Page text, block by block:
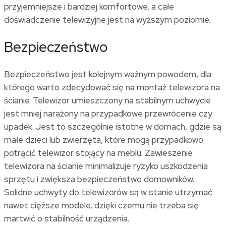
przyjemniejsze i bardziej komfortowe, a całe
doświadczenie telewizyjne jest na wyższym poziomie.
Bezpieczeństwo
Bezpieczeństwo jest kolejnym ważnym powodem, dla
którego warto zdecydować się na montaż telewizora na
ścianie. Telewizor umieszczony na stabilnym uchwycie
jest mniej narażony na przypadkowe przewrócenie czy
upadek. Jest to szczególnie istotne w domach, gdzie są
małe dzieci lub zwierzęta, które mogą przypadkowo
potrącić telewizor stojący na meblu. Zawieszenie
telewizora na ścianie minimalizuje ryzyko uszkodzenia
sprzętu i zwiększa bezpieczeństwo domowników.
Solidne uchwyty do telewizorów są w stanie utrzymać
nawet cięższe modele, dzięki czemu nie trzeba się
martwić o stabilność urządzenia.